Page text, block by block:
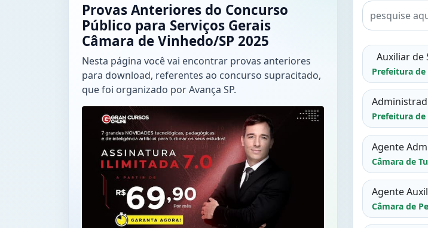
Provas Anteriores do Concurso
Público para Serviços Gerais
Câmara de Vinhedo/SP 2025
Nesta página você vai encontrar provas anteriores
para download, referentes ao concurso supracitado,
que foi organizado por Avança SP.
Auxiliar de
Prefeitura de
Prefeitura de
Agente
Câmara de
Agente
Câmara de